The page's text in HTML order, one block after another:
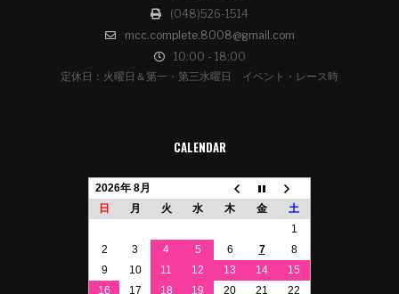
(048)526-1514
mcc.complete.8008@gmail.com
10:00 - 18:00
定休日：火曜日＆第一・第三水曜日 イベント・レース時
CALENDAR
2026年 8月
日
月 火 水 木 金
土
1
2
3 4 5 6 7
8
9
10 11 12 13 14
15
16
17 18 19 20 21 22